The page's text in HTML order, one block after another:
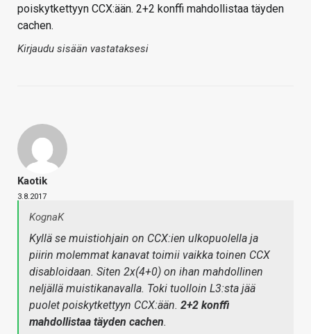
poiskytkettyyn CCX:ään. 2+2 konffi mahdollistaa täyden
cachen.
Kirjaudu sisään vastataksesi
Kaotik
3.8.2017
KognaK
Kyllä se muistiohjain on CCX:ien ulkopuolella ja
piirin molemmat kanavat toimii vaikka toinen CCX
disabloidaan. Siten 2x(4+0) on ihan mahdollinen
neljällä muistikanavalla. Toki tuolloin L3:sta jää
puolet poiskytkettyyn CCX:ään. 2+2 konffi
mahdollistaa täyden cachen.